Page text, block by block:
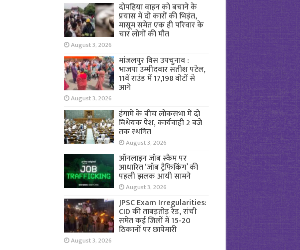
दोपहिया वाहन को बचाने के
प्रयास में दो कारों की भिड़ंत,
मासूम समेत एक ही परिवार के
चार लोगों की मौत
August 3, 2026
मांजलपुर विस उपचुनाव :
भाजपा उम्मीदवार सतीश पटेल,
11वें राउंड में 17,198 वोटों से
आगे
August 3, 2026
हंगामे के बीच लोकसभा में दो
विधेयक पेश, कार्यवाही 2 बजे
तक स्थगित
August 3, 2026
ऑनलाइन जॉब स्कैम पर
आधारित ‘जॉब ट्रैफिकिंग’ की
पहली झलक आयी सामने
August 3, 2026
JPSC Exam Irregularities:
CID की ताबड़तोड़ रेड, रांची
समेत कई जिलों में 15-20
ठिकानों पर छापेमारी
August 3, 2026